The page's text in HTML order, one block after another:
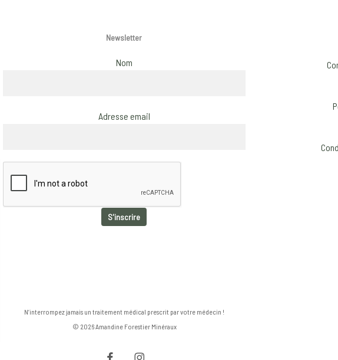
Newsletter
Nom
Adresse email
N’interrompez jamais un traitement médical prescrit par votre médecin !
© 2026 Amandine Forestier Minéraux
facebook instagram